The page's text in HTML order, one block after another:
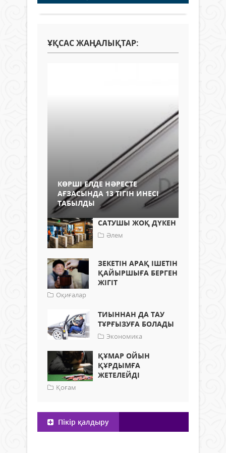
ҰҚСАС ЖАҢАЛЫҚТАР:
КӨРШІ ЕЛДЕ НӘРЕСТЕ
АҒЗАСЫНДА 13 ТІГІН ИНЕСІ
ТАБЫЛДЫ
САТУШЫ ЖОҚ ДҮКЕН
Әлем
ЗЕКЕТІН АРАҚ ІШЕТІН
ҚАЙЫРШЫҒА БЕРГЕН
ЖІГІТ
Оқиғалар
ТИЫННАН ДА ТАУ
ТҰРҒЫЗУҒА БОЛАДЫ
Экономика
ҚҰМАР ОЙЫН
ҚҰРДЫМҒА
ЖЕТЕЛЕЙДІ
Қоғам
Пікір қалдыру